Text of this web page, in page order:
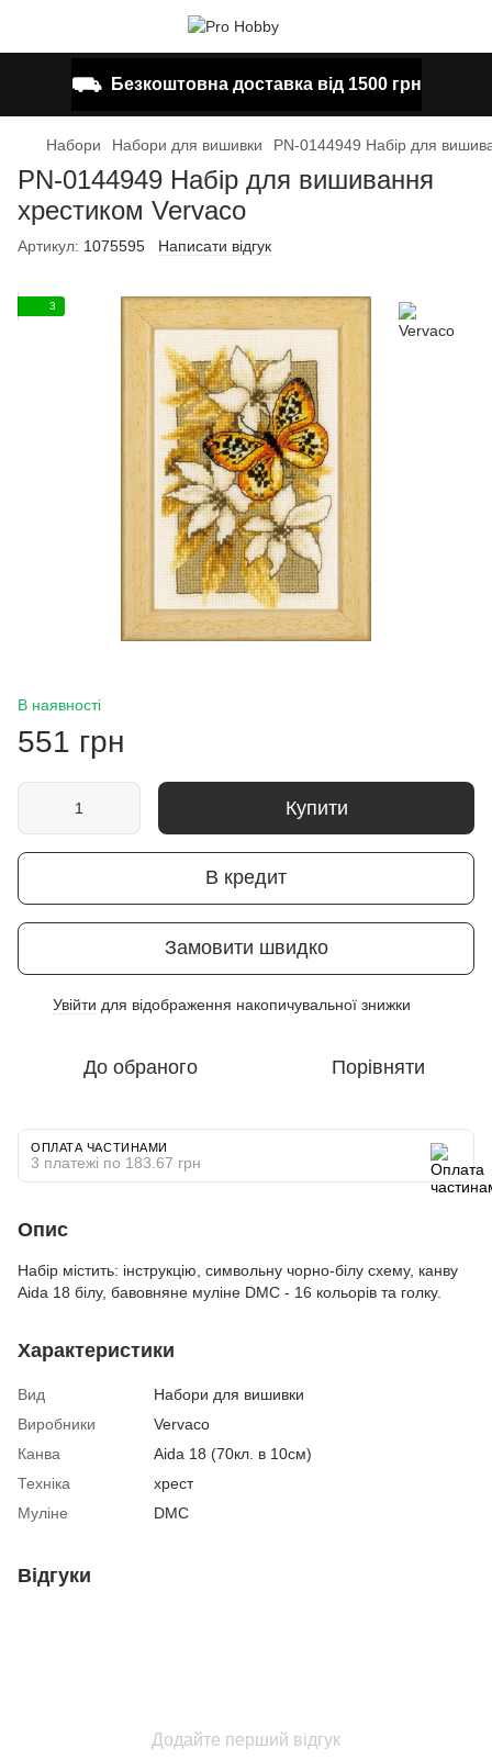
⛟ Безкоштовна доставка від 1500 грн
Набори Набори для вишивки PN-0144949 Набір для
PN-0144949 Набір для вишивання
хрестиком Vervaco
Артикул: 1075595 Написати відгук
3
В наявності
551 грн
Купити
В кредит
Замовити швидко
Увійти для відображення накопичувальної знижки
До обраного Порівняти
ОПЛАТА ЧАСТИНАМИ
3 платежі по 183.67 грн
Опис
Набір містить: інструкцію, символьну чорно-білу схему, канву
Aida 18 білу, бавовняне муліне DMC - 16 кольорів та голку.
Характеристики
Вид
Набори для вишивки
Виробники
Vervaco
Канва
Aida 18 (70кл. в 10см)
Техніка
хрест
Муліне
DMC
Відгуки
Додайте перший відгук